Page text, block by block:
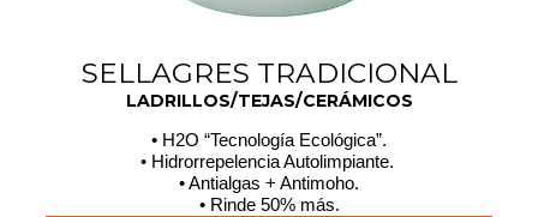
SELLAGRES TRADICIONAL
LADRILLOS/TEJAS/CERÁMICOS
• H2O “Tecnología Ecológica”.
• Hidrorrepelencia Autolimpiante.
• Antialgas + Antimoho.
• Rinde 50% más.